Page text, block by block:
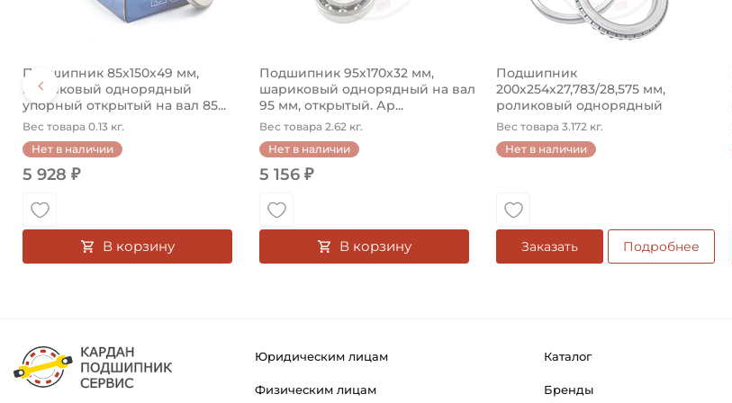
Подшипник 85х150х49 мм,
шариковый однорядный
упорный открытый на вал 85...
Вес товара 0.13 кг.
Нет в наличии
5 928 ₽
В корзину
Подшипник 95х170х32 мм,
шариковый однорядный на вал
95 мм, открытый. Ар...
Вес товара 2.62 кг.
Нет в наличии
5 156 ₽
В корзину
Подшипник
200х254х27,783/28,575 мм,
роликовый однорядный
конический на ...
Вес товара 3.172 кг.
Нет в наличии
Заказать Подробнее
Юридическим лицам
Физическим лицам
Каталог
Бренды